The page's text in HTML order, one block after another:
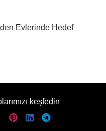
Evlerinde Hedef
keşfedin